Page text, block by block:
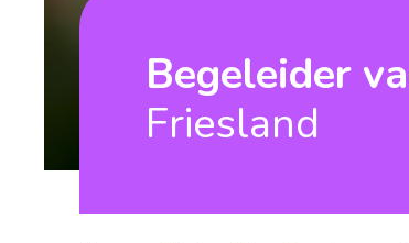
Begeleider
Friesland